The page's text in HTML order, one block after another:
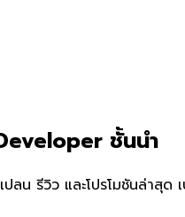
ชั้นนำ
รีวิว และโปรโมชันล่าสุด